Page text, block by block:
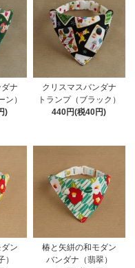
ナ
ン）
)
クリスマスバンダナ
トランプ（ブラック）
440円(税40円)
ン
椿と矢絣の和モダン
バンダナ（翡翠）